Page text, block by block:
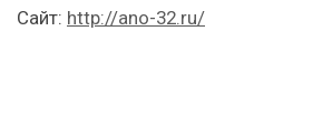
Сайт: http://ano-32.ru/